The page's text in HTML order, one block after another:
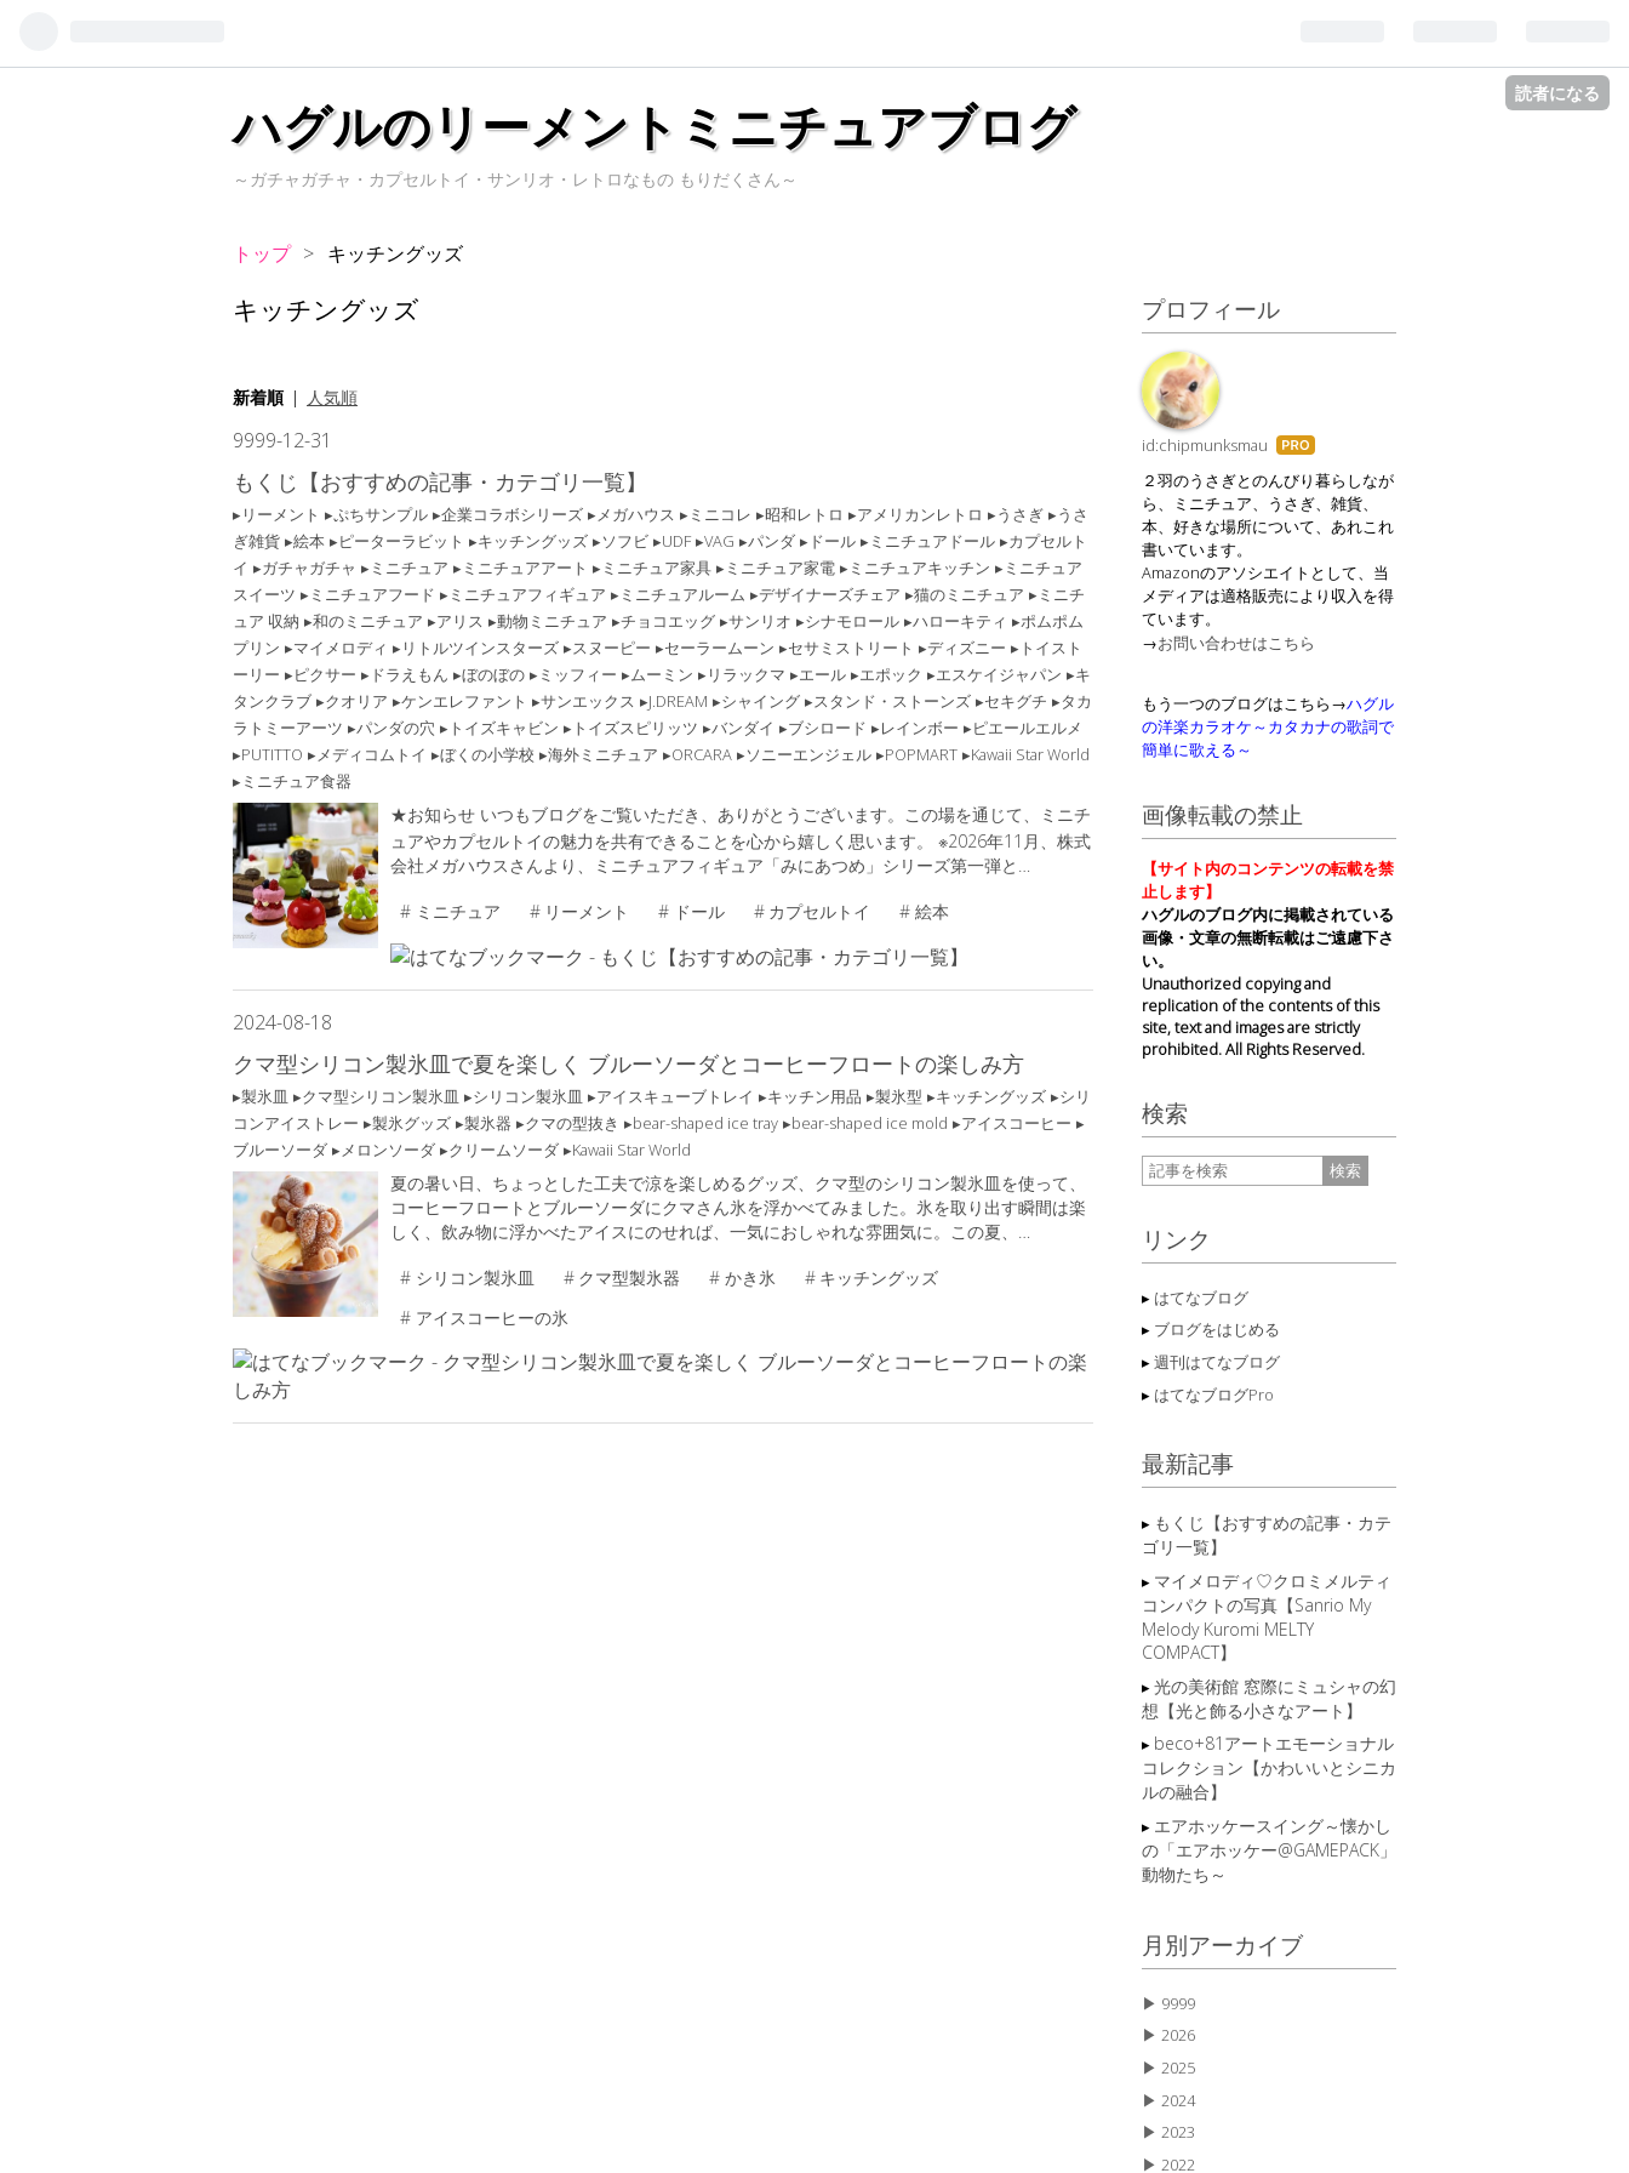
読者になる
ハグルのリーメントミニチュアブログ
～ガチャガチャ・カプセルトイ・サンリオ・レトロなもの もりだくさん～
トップ > キッチングッズ
キッチングッズ
新着順 人気順
9999-12-31
もくじ【おすすめの記事・カテゴリ一覧】
リーメント ぷちサンプル 企業コラボシリーズ メガハウス ミニコレ 昭和レトロ アメリカンレトロ うさぎ
うさ
ぎ雑貨
絵本 ピーターラビット キッチングッズ ソフビ UDF VAG パンダ ドール ミニチュアドール
カプセルト
イ
ガチャガチャ ミニチュア ミニチュアアート ミニチュア家具 ミニチュア家電 ミニチュアキッチン
ミニチュア
スイーツ
ミニチュアフード ミニチュアフィギュア ミニチュアルーム デザイナーズチェア 猫のミニチュア
ミニチ
ュア 収納
和のミニチュア アリス 動物ミニチュア チョコエッグ サンリオ シナモロール ハローキティ
ポムポム
プリン
マイメロディ リトルツインスターズ スヌーピー セーラームーン セサミストリート ディズニー
トイスト
ーリー
ピクサー ドラえもん ぼのぼの ミッフィー ムーミン リラックマ エール エポック エスケイジャパン
キ
タンクラブ
クオリア ケンエレファント サンエックス J.DREAM シャイング スタンド・ストーンズ セキグチ
タカ
ラトミーアーツ
パンダの穴 トイズキャビン トイズスピリッツ バンダイ ブシロード レインボー
ピエールエルメ
PUTITTO
メディコムトイ ぼくの小学校 海外ミニチュア ORCARA ソニーエンジェル POPMART
Kawaii Star World
ミニチュア食器
★お知らせ いつもブログをご覧いただき、ありがとうございます。この場を通じて、ミニチ
ュアやカプセルトイの魅力を共有できることを心から嬉しく思います。 ※2026年11月、株式
会社メガハウスさんより、ミニチュアフィギュア「みにあつめ」シリーズ第一弾と…
# ミニチュア # リーメント # ドール # カプセルトイ # 絵本
2024-08-18
クマ型シリコン製氷皿で夏を楽しく ブルーソーダとコーヒーフロートの楽しみ方
製氷皿 クマ型シリコン製氷皿 シリコン製氷皿 アイスキューブトレイ キッチン用品 製氷型 キッチングッズ
シリ
コンアイストレー
製氷グッズ 製氷器 クマの型抜き bear-shaped ice tray bear-shaped ice mold
アイスコーヒー
ブルーソーダ
メロンソーダ クリームソーダ Kawaii Star World
夏の暑い日、ちょっとした工夫で涼を楽しめるグッズ、クマ型のシリコン製氷皿を使って、
コーヒーフロートとブルーソーダにクマさん氷を浮かべてみました。氷を取り出す瞬間は楽
しく、飲み物に浮かべたアイスにのせれば、一気におしゃれな雰囲気に。この夏、…
# シリコン製氷皿 # クマ型製氷器 # かき氷 # キッチングッズ
# アイスコーヒーの氷
プロフィール
id:chipmunksmau はて
なブ
ログ
Pro
２羽のうさぎとのんびり暮らしなが
ら、ミニチュア、うさぎ、雑貨、
本、好きな場所について、あれこれ
書いています。
Amazonのアソシエイトとして、当
メディアは適格販売により収入を得
ています。
→お問い合わせはこちら
もう一つのブログはこちら→ハグル
の洋楽カラオケ～カタカナの歌詞で
簡単に歌える～
画像転載の禁止
【サイト内のコンテンツの転載を禁
止します】
ハグルのブログ内に掲載されている
画像・文章の無断転載はご遠慮下さ
い。
Unauthorized copying and
replication of the contents of this
site, text and images are strictly
prohibited. All Rights Reserved.
検索
リンク
はてなブログ
ブログをはじめる
週刊はてなブログ
はてなブログPro
最新記事
もくじ【おすすめの記事・カテ
ゴリ一覧】
マイメロディ♡クロミメルティ
コンパクトの写真【Sanrio My
Melody Kuromi MELTY
COMPACT】
光の美術館 窓際にミュシャの幻
想【光と飾る小さなアート】
beco+81アートエモーショナル
コレクション【かわいいとシニカ
ルの融合】
エアホッケースイング～懐かし
の「エアホッケー@GAMEPACK」
動物たち～
月別アーカイブ
▶ 9999
▶ 2026
▶ 2025
▶ 2024
▶ 2023
▶ 2022